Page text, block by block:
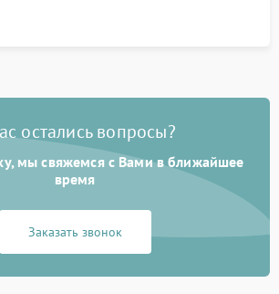
остались вопросы?
мы свяжемся с Вами в ближайшее
время
Заказать звонок